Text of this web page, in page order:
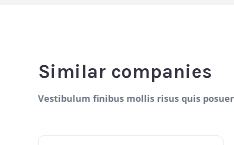
Similar companies
Vestibulum finibus mollis risus quis